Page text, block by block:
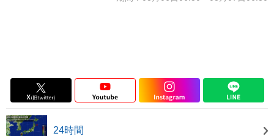
24時間